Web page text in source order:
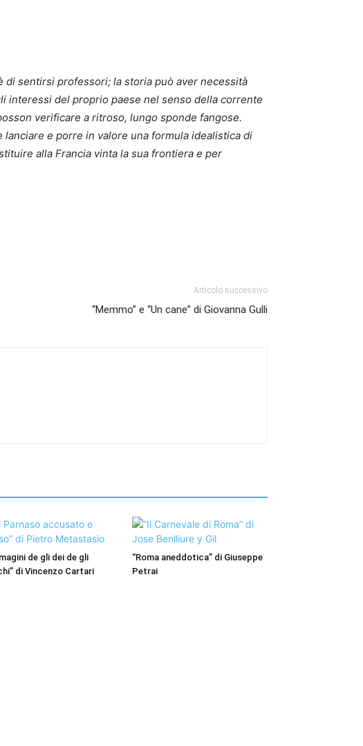
sentirsi professori; la storia può aver necessità
interessi del proprio paese nel senso della corrente
verificare a ritroso, lungo sponde fangose.
e porre in valore una formula idealistica di
alla Francia vinta la sua frontiera e per
Articolo successivo
“Memmo” e “Un cane” di Giovanna Gulli
de gli dei de gli
di Vincenzo Cartari
“Roma aneddotica” di Giuseppe
Petrai